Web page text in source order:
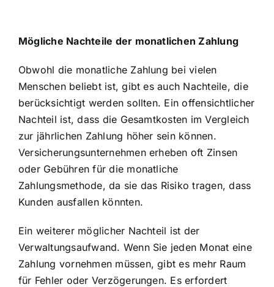
Mögliche Nachteile der monatlichen Zahlung
Obwohl die monatliche Zahlung bei vielen
Menschen beliebt ist, gibt es auch Nachteile, die
berücksichtigt werden sollten. Ein offensichtlicher
Nachteil ist, dass die Gesamtkosten im Vergleich
zur jährlichen Zahlung höher sein können.
Versicherungsunternehmen erheben oft Zinsen
oder Gebühren für die monatliche
Zahlungsmethode, da sie das Risiko tragen, dass
Kunden ausfallen könnten.
Ein weiterer möglicher Nachteil ist der
Verwaltungsaufwand. Wenn Sie jeden Monat eine
Zahlung vornehmen müssen, gibt es mehr Raum
für Fehler oder Verzögerungen. Es erfordert